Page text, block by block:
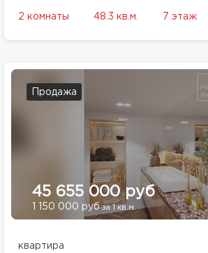
2 комнаты 48.3 кв.м. 7 этаж
Продажа
45 655 000 руб
1 150 000 рубза 1 кв.м.
квартира